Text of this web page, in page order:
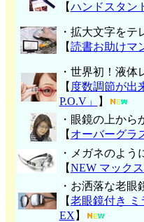
【ハンド スタン
・拡大文字をテ
【読書お助けマ
・世界初！液体
【 度数調節が出
P.O.V」
】
・眼鏡の上から
【 オーバーグラ
・メガネのよう
【NEW マック
・お洒落な老眼
【老眼鏡付き ミ
EX 】